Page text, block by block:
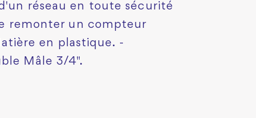
réseau en toute sécurité
remonter un compteur
en plastique. -
Mâle 3/4".